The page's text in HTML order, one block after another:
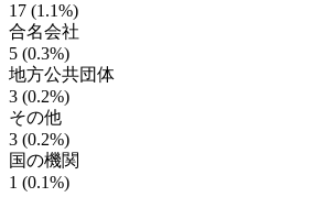
17 (1.1%)
合名会社
5 (0.3%)
地方公共団体
3 (0.2%)
その他
3 (0.2%)
国の機関
1 (0.1%)